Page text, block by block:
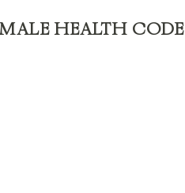
HEALTH CODE